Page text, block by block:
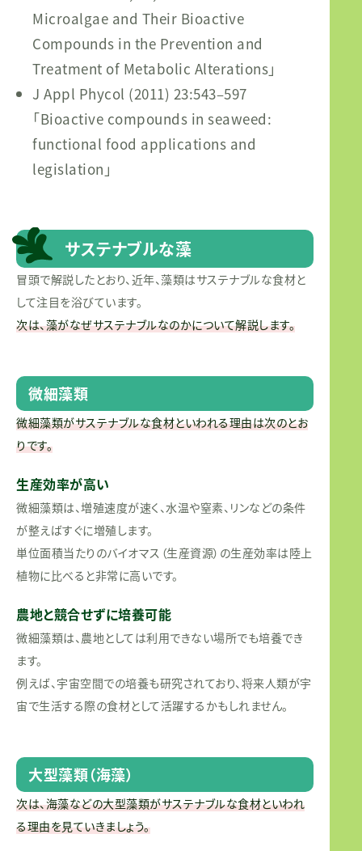
Microalgae and Their Bioactive
Compounds in the Prevention and
Treatment of Metabolic Alterations」
J Appl Phycol (2011) 23:543–597
「Bioactive compounds in seaweed:
functional food applications and
legislation」
サステナブルな藻
冒頭で解説したとおり、近年、藻類はサステナブルな食材と
して注目を浴びています。
次は、藻がなぜサステナブルなのかについて解説します。
微細藻類
微細藻類がサステナブルな食材といわれる理由は次のとお
りです。
生産効率が高い
微細藻類は、増殖速度が速く、水温や窒素、リンなどの条件
が整えばすぐに増殖します。
単位面積当たりのバイオマス（生産資源）の生産効率は陸上
植物に比べると非常に高いです。
農地と競合せずに培養可能
微細藻類は、農地としては利用できない場所でも培養でき
ます。
例えば、宇宙空間での培養も研究されており、将来人類が宇
宙で生活する際の食材として活躍するかもしれません。
大型藻類（海藻）
次は、海藻などの大型藻類がサステナブルな食材といわれ
る理由を見ていきましょう。